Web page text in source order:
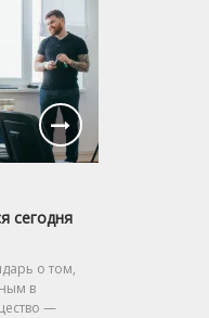
сегодня
о том,
в
—